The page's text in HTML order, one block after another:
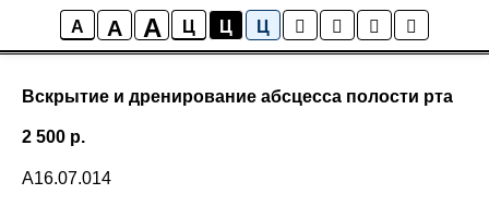
A A A Ц Ц Ц
Вскрытие и дренирование абсцесса полости рта
2 500 р.
А16.07.014